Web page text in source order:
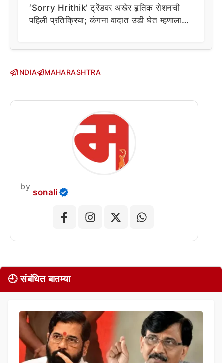
‘Sorry Hrithik’ ट्रेंडवर अखेर हृतिक रोशनची
पहिली प्रतिक्रिया; कंगना वादात उडी घेत म्हणाला…
INDIA MAHARASHTRA
by
sonali
🕘 संबंधित बातम्या